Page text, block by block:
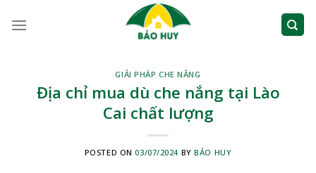
GIẢI PHÁP CHE NẮNG
Địa chỉ mua dù che nắng tại Lào
Cai chất lượng
POSTED ON03/07/2024 BYBẢO HUY